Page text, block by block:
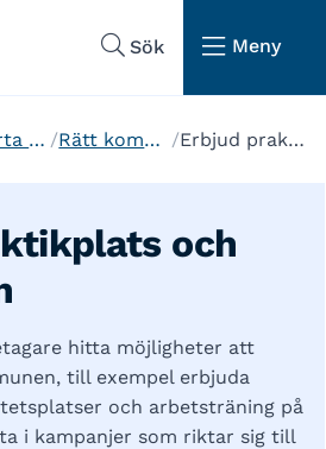
Sök
Meny
Starta och driva företag Rätt kompetens till ditt företag Erbjud praktikplats och samverkan
och
hitta möjligheter att
till exempel erbjuda
och arbetsträning på
i kampanjer som riktar sig till